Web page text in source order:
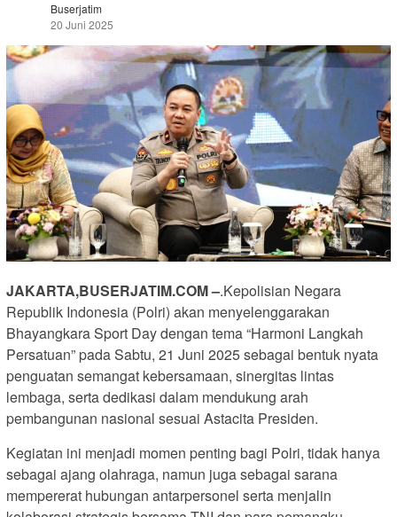
Buserjatim
20 Juni 2025
JAKARTA,BUSERJATIM.COM –.Kepolisian Negara
Republik Indonesia (Polri) akan menyelenggarakan
Bhayangkara Sport Day dengan tema “Harmoni Langkah
Persatuan” pada Sabtu, 21 Juni 2025 sebagai bentuk nyata
penguatan semangat kebersamaan, sinergitas lintas
lembaga, serta dedikasi dalam mendukung arah
pembangunan nasional sesuai Astacita Presiden.
Kegiatan ini menjadi momen penting bagi Polri, tidak hanya
sebagai ajang olahraga, namun juga sebagai sarana
mempererat hubungan antarpersonel serta menjalin